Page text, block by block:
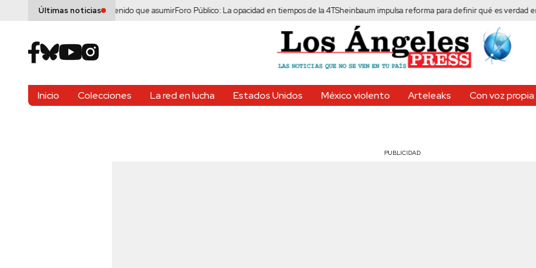
Últimas noticias
una deuda que han tenido que asumirForo Público: La opacidad en tiempos de la 4TSheinbaum impulsa reforma para definir qué es verdad en México
Inicio Colecciones La red en lucha Estados Unidos México violento Arteleaks Con voz propia
PUBLICIDAD